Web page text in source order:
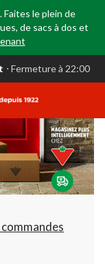
le plein de
de sacs à dos et
⋅ Fermeture à 22:00